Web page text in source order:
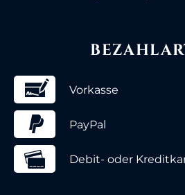
Vorkasse
PayPal
Debit- oder